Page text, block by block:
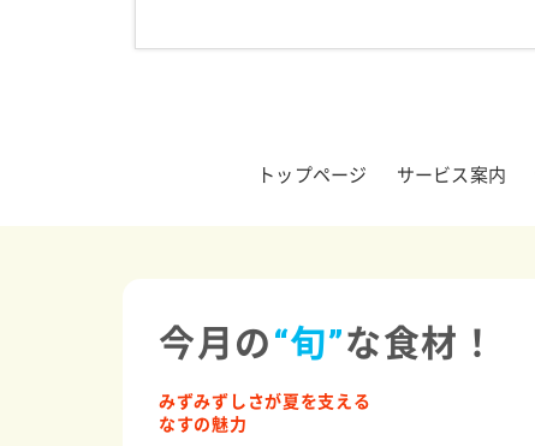
トップページ サービス案内
今月の“旬”な食材！
みずみずしさが夏を支える
なすの魅力